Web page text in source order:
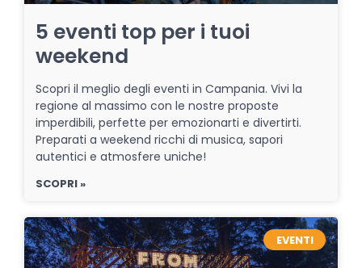
5 eventi top per i tuoi
weekend
Scopri il meglio degli eventi in Campania. Vivi la
regione al massimo con le nostre proposte
imperdibili, perfette per emozionarti e divertirti.
Preparati a weekend ricchi di musica, sapori
autentici e atmosfere uniche!
SCOPRI »
EVENTI